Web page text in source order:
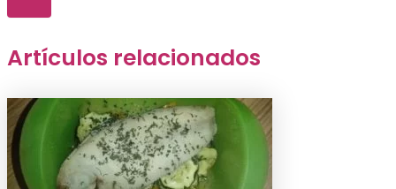
Artículos relacionados